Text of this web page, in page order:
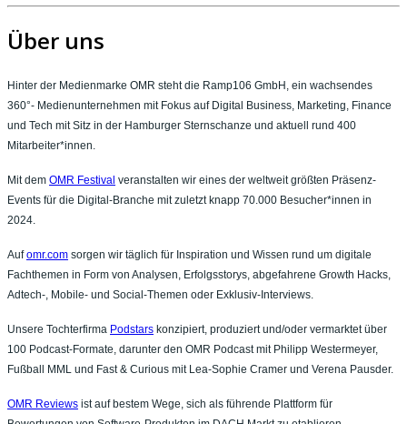
Über uns
Hinter der Medienmarke OMR steht die Ramp106 GmbH, ein wachsendes
360°- Medienunternehmen mit Fokus auf Digital Business, Marketing, Finance
und Tech mit Sitz in der Hamburger Sternschanze und aktuell rund 400
Mitarbeiter*innen.
Mit dem OMR Festival veranstalten wir eines der weltweit größten Präsenz-
Events für die Digital-Branche mit zuletzt knapp 70.000 Besucher*innen in
2024.
Aufomr.com sorgen wir täglich für Inspiration und Wissen rund um digitale
Fachthemen in Form von Analysen, Erfolgsstorys, abgefahrene Growth Hacks,
Adtech-, Mobile- und Social-Themen oder Exklusiv-Interviews.
Unsere Tochterfirma Podstars konzipiert, produziert und/oder vermarktet über
100 Podcast-Formate, darunter den OMR Podcast mit Philipp Westermeyer,
Fußball MML und Fast & Curious mit Lea-Sophie Cramer und Verena Pausder.
OMR Reviews ist auf bestem Wege, sich als führende Plattform für